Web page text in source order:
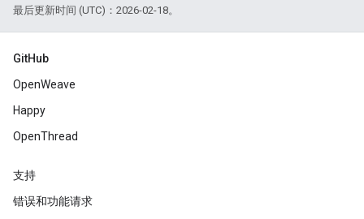
最后更新时间 (UTC)：2026-02-18。
GitHub
OpenWeave
Happy
OpenThread
支持
错误和功能请求